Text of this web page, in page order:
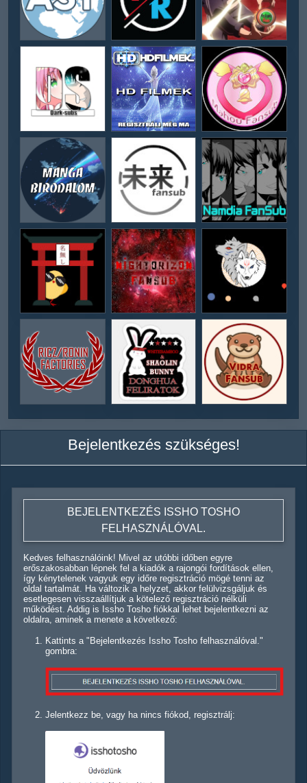
Bejelentkezés szükséges!
BEJELENTKEZÉS ISSHO TOSHO
FELHASZNÁLÓVAL.
Kedves felhasználóink! Mivel az utóbbi időben egyre
erőszakosabban lépnek fel a kiadók a rajongói fordítások ellen,
így kénytelenek vagyuk egy időre regisztráció mögé tenni az
oldal tartalmát. Ha változik a helyzet, akkor felülvizsgáljuk és
esetlegesen visszaállítjuk a kötelező regisztráció nélküli
működést. Addig is Issho Tosho fiókkal lehet bejelentkezni az
oldalra, aminek a menete a következő:
Kattints a "Bejelentkezés Issho Tosho felhasználóval."
gombra:
Jelentkezz be, vagy ha nincs fiókod, regisztrálj: